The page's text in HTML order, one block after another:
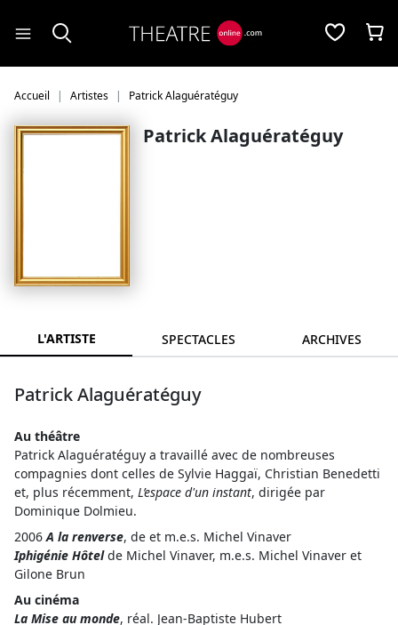
Accueil Artistes Patrick Alaguératéguy
Patrick Alaguératéguy
L'ARTISTE SPECTACLES ARCHIVES
Patrick Alaguératéguy
Au théâtre
Patrick Alaguératéguy a travaillé avec de nombreuses
compagnies dont celles de Sylvie Haggaï, Christian Benedetti
et, plus récemment, L’espace d'un instant, dirigée par
Dominique Dolmieu.
2006A la renverse, de et m.e.s. Michel Vinaver
Iphigénie Hôtelde Michel Vinaver, m.e.s. Michel Vinaver et
Gilone Brun
Au cinéma
La Mise au monde, réal. Jean-Baptiste Hubert